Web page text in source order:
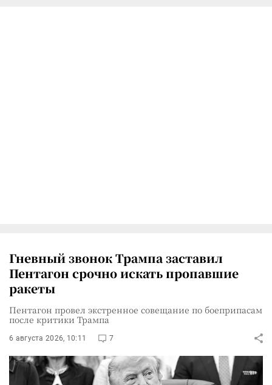
Гневный звонок Трампа заставил
Пентагон срочно искать пропавшие
ракеты
Пентагон провел экстренное совещание по боеприпасам
после критики Трампа
6 августа 2026, 10:11 7